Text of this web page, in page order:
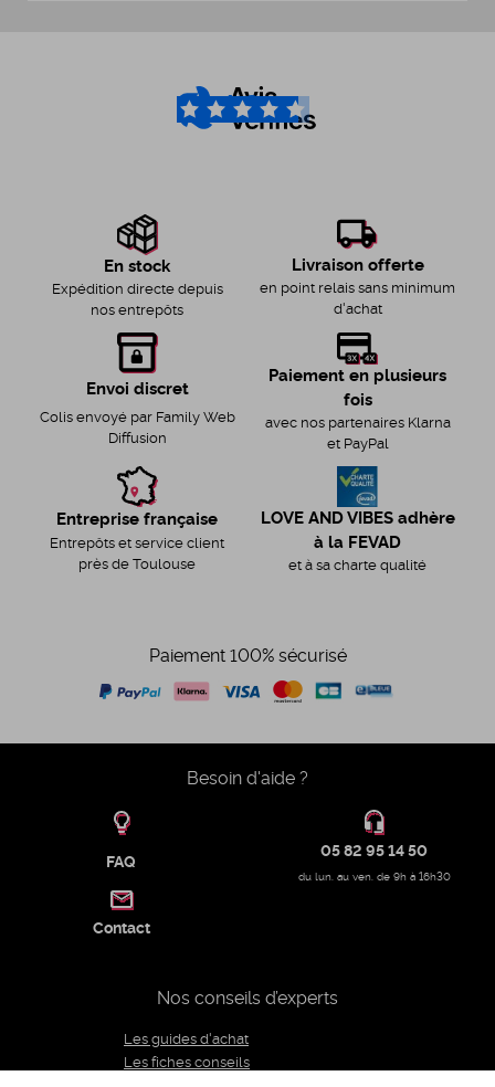
4.6/5
En stock
Expédition directe depuis
nos entrepôts
Livraison offerte
en point relais sans minimum
d'achat
Envoi discret
Colis envoyé par Family Web
Diffusion
Paiement en plusieurs
fois
avec nos partenaires Klarna
et PayPal
Entreprise française
Entrepôts et service client
près de Toulouse
LOVE AND VIBES adhère
à la FEVAD
et à sa charte qualité
Paiement 100% sécurisé
Besoin d'aide ?
FAQ
05 82 95 14 50
du lun. au ven. de 9h à 16h30
Contact
Nos conseils d’experts
Les guides d'achat
Les fiches conseils